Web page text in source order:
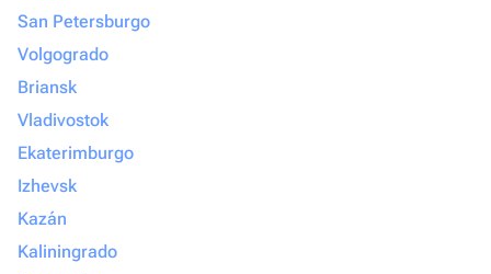
San Petersburgo
Volgogrado
Briansk
Vladivostok
Ekaterimburgo
Izhevsk
Kazán
Kaliningrado